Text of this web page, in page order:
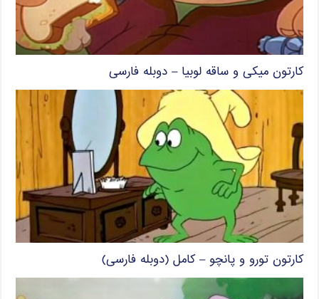
کارتون میکی و ساقه لوبیا – دوبله فارسی
کارتون تورو و پانچو – کامل (دوبله فارسی)